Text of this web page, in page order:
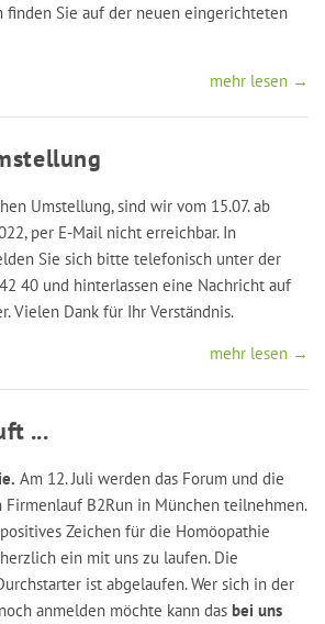
finden Sie auf der neuen eingerichteten
mehr lesen →
Umstellung, sind wir vom 15.07. ab
per E-Mail nicht erreichbar. In
Sie sich bitte telefonisch unter der
40 und hinterlassen eine Nachricht auf
Vielen Dank für Ihr Verständnis.
mehr lesen →
...
Am 12. Juli werden das Forum und die
Firmenlauf B2Run in München teilnehmen.
Zeichen für die Homöopathie
ein mit uns zu laufen. Die
ist abgelaufen. Wer sich in der
anmelden möchte kann das bei uns